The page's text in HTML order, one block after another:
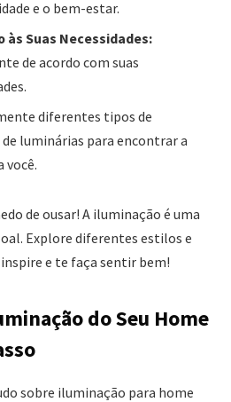
e o bem-estar.
Suas Necessidades:
de acordo com suas
diferentes tipos de
luminárias para encontrar a
você.
de ousar! A iluminação é uma
Explore diferentes estilos e
e te faça sentir bem!
do Seu Home
sobre iluminação para home